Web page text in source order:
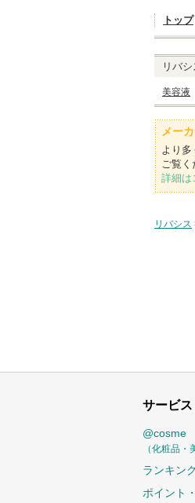
トップ
リバシ
美容液
メー
より多
ご覧く
詳細は
リバシス
サービス
@cosme
（化粧品・
ランキン
ポイント